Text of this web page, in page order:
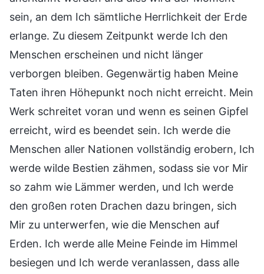
sein, an dem Ich sämtliche Herrlichkeit der Erde
erlange. Zu diesem Zeitpunkt werde Ich den
Menschen erscheinen und nicht länger
verborgen bleiben. Gegenwärtig haben Meine
Taten ihren Höhepunkt noch nicht erreicht. Mein
Werk schreitet voran und wenn es seinen Gipfel
erreicht, wird es beendet sein. Ich werde die
Menschen aller Nationen vollständig erobern, Ich
werde wilde Bestien zähmen, sodass sie vor Mir
so zahm wie Lämmer werden, und Ich werde
den großen roten Drachen dazu bringen, sich
Mir zu unterwerfen, wie die Menschen auf
Erden. Ich werde alle Meine Feinde im Himmel
besiegen und Ich werde veranlassen, dass alle